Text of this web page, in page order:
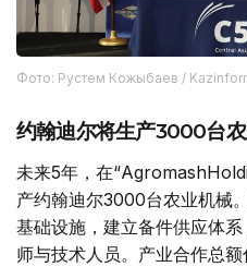
Фото: Рустем Кожыбаев /
约翰迪尔将生产3000台
未来5年，在
产约翰迪尔3000台农业机械
基础设施，建立备件供应体
师与技术人员。产业合作总额